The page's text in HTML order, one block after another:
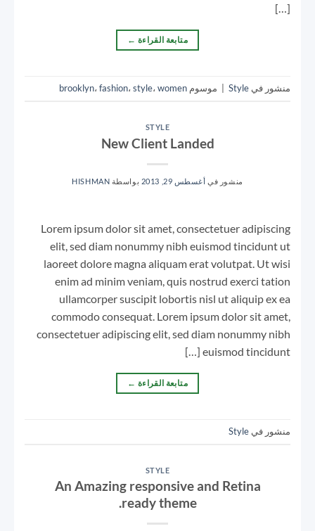
[…]
متابعة القراءة ←
منشور في Style موسوم brooklyn، fashion، style، women
STYLE
New Client Landed
منشور في أغسطس 29, 2013 بواسطة HISHMAN
Lorem ipsum dolor sit amet, consectetuer adipiscing
elit, sed diam nonummy nibh euismod tincidunt ut
laoreet dolore magna aliquam erat volutpat. Ut wisi
enim ad minim veniam, quis nostrud exerci tation
ullamcorper suscipit lobortis nisl ut aliquip ex ea
commodo consequat. Lorem ipsum dolor sit amet,
consectetuer adipiscing elit, sed diam nonummy nibh
euismod tincidunt […]
متابعة القراءة ←
منشور في Style
STYLE
An Amazing responsive and Retina
ready theme.